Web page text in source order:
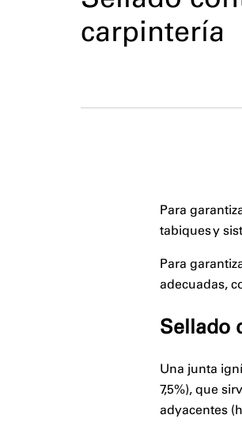
carpintería
Para
tabiques y
Para
adecuadas,
Sellado
Una junta
7,5%), que
adyacentes